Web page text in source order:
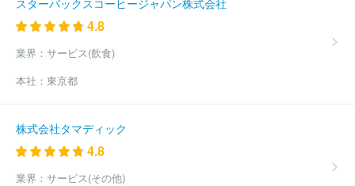
バリューゴルフ
株式会社ボルテージ Ｓａｎｓａｎ株式会社
ＩＳドットアイ株式会社
株式会社ビザスク
株式会社ジンジブ
ｇｏｒａ株式会社
社エーエスケーインターナショナル
株式会社イデア・レコード
株式会社オンリーストーリー
ＮｅｘＦｕｓｉｏｎ株式会社
ークスタイルキャリア
スターバックスコーヒージャパン株式会社
4.8
業界： サービス(飲食)
本社： 東京都
株式会社タマディック
4.8
業界： サービス(その他)